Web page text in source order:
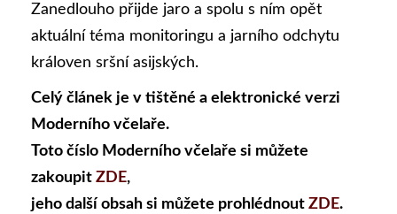
Zanedlouho přijde jaro a spolu s ním opět
aktuální téma monitoringu a jarního odchytu
královen sršní asijských.
Celý článek je v tištěné a elektronické verzi
Moderního včelaře.
Toto číslo Moderního včelaře si můžete
zakoupit ZDE,
jeho další obsah si můžete prohlédnout ZDE.